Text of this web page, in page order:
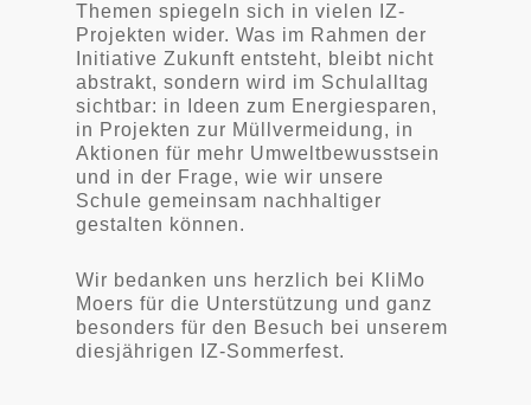
Themen spiegeln sich in vielen IZ-
Projekten wider. Was im Rahmen der
Initiative Zukunft entsteht, bleibt nicht
abstrakt, sondern wird im Schulalltag
sichtbar: in Ideen zum Energiesparen,
in Projekten zur Müllvermeidung, in
Aktionen für mehr Umweltbewusstsein
und in der Frage, wie wir unsere
Schule gemeinsam nachhaltiger
gestalten können.
Wir bedanken uns herzlich bei KliMo
Moers für die Unterstützung und ganz
besonders für den Besuch bei unserem
diesjährigen IZ-Sommerfest.